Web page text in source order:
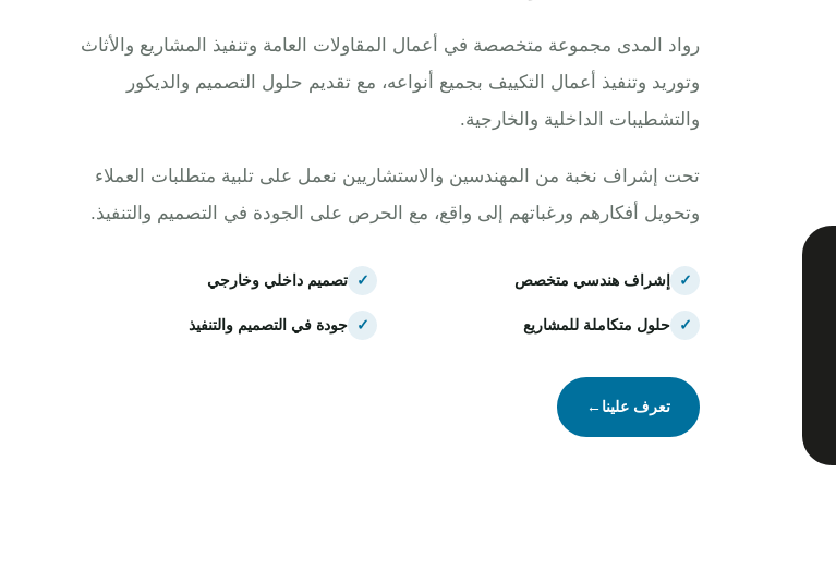
رواد المدى مجموعة متخصصة في أعمال المقاولات العامة وتنفيذ المشاريع والأثاث
وتوريد وتنفيذ أعمال التكييف بجميع أنواعه، مع تقديم حلول التصميم والديكور
والتشطيبات الداخلية والخارجية.
تحت إشراف نخبة من المهندسين والاستشاريين نعمل على تلبية متطلبات العملاء
وتحويل أفكارهم ورغباتهم إلى واقع، مع الحرص على الجودة في التصميم والتنفيذ.
✓ إشراف هندسي متخصص ✓ تصميم داخلي وخارجي
✓ حلول متكاملة للمشاريع ✓ جودة في التصميم والتنفيذ
تعرف علينا←